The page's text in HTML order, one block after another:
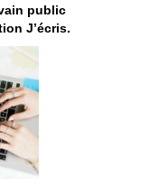
public
J’écris.